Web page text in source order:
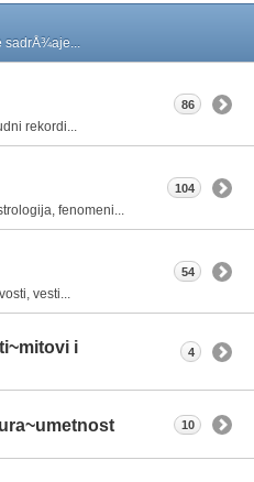
sadrÅ¾aje...
rekordi...
86
fenomeni...
104
vesti...
54
i
4
10